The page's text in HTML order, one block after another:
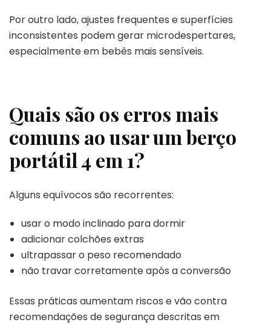
Por outro lado, ajustes frequentes e superfícies
inconsistentes podem gerar microdespertares,
especialmente em bebês mais sensíveis.
Quais são os erros mais
comuns ao usar um berço
portátil 4 em 1?
Alguns equívocos são recorrentes:
usar o modo inclinado para dormir
adicionar colchões extras
ultrapassar o peso recomendado
não travar corretamente após a conversão
Essas práticas aumentam riscos e vão contra
recomendações de segurança descritas em